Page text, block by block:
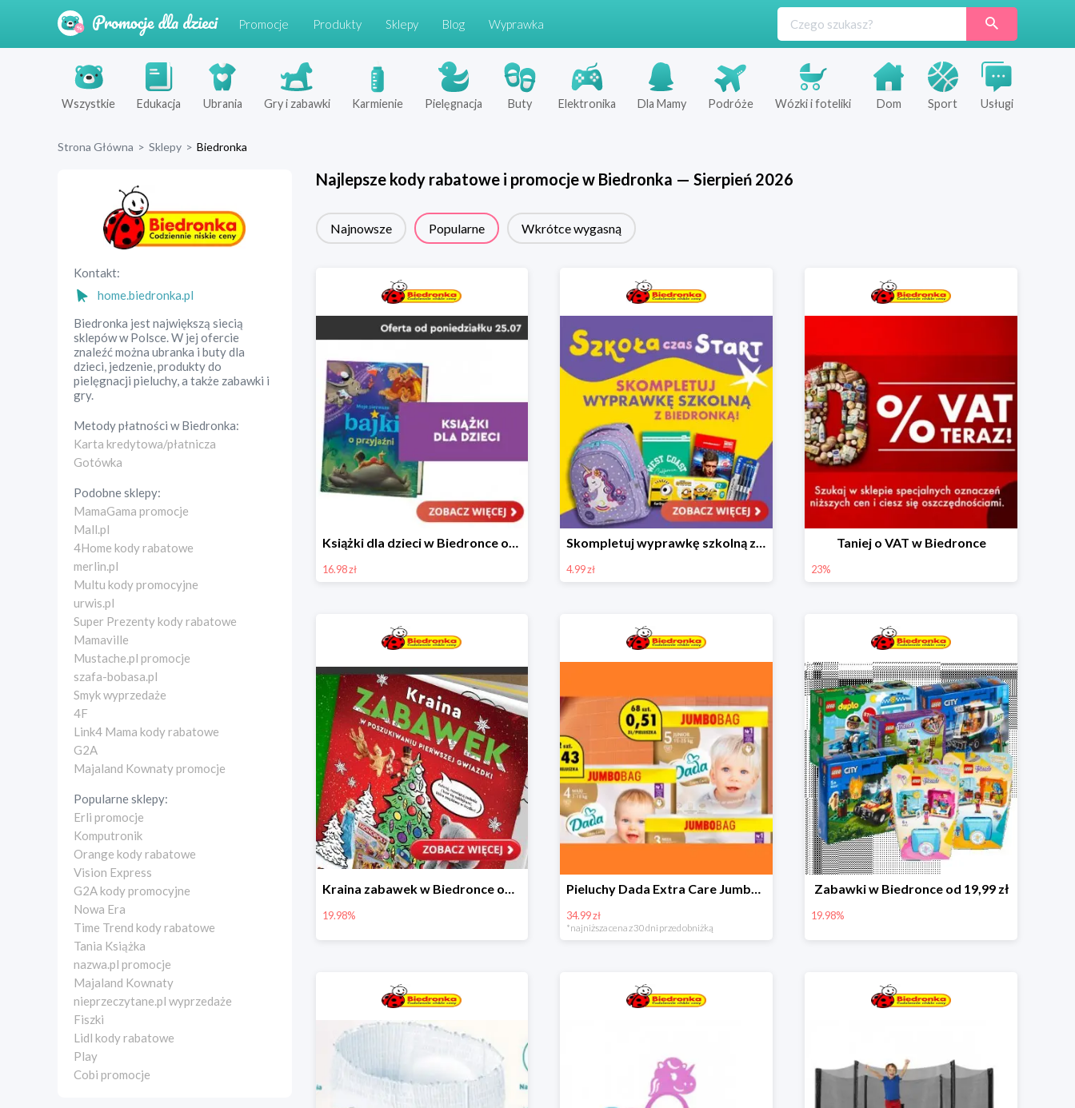
Promocje Produkty Sklepy Blog Wyprawka
Wszystkie Edukacja Ubrania Gry i zabawki Karmienie Pielęgnacja Buty Elektronika Dla Mamy Podróże Wózki i foteliki Dom Sport Usługi
Strona Główna > Sklepy > Biedronka
Kontakt:
home.biedronka.pl
Biedronka jest największą siecią
sklepów w Polsce. W jej ofercie
znaleźć można ubranka i buty dla
dzieci, jedzenie, produkty do
pielęgnacji pieluchy, a także zabawki i
gry.
Metody płatności wBiedronka:
Karta kredytowa/płatnicza
Gotówka
Podobne sklepy:
MamaGama promocje
Mall.pl
4Home kody rabatowe
merlin.pl
Multu kody promocyjne
urwis.pl
Super Prezenty kody rabatowe
Mamaville
Mustache.pl promocje
szafa-bobasa.pl
Smyk wyprzedaże
4F
Link4 Mama kody rabatowe
G2A
Majaland Kownaty promocje
Popularne sklepy:
Erli promocje
Komputronik
Orange kody rabatowe
Vision Express
G2A kody promocyjne
Nowa Era
Time Trend kody rabatowe
Tania Książka
nazwa.pl promocje
Majaland Kownaty
nieprzeczytane.pl wyprzedaże
Fiszki
Lidl kody rabatowe
Play
Cobi promocje
Najlepsze kody rabatowe i promocje w Biedronka — Sierpień 2026
Najnowsze Popularne Wkrótce wygasną
Książki dla dzieci w Biedronce od 16,99 zł
16.98 zł
Skompletuj wyprawkę szkolną z Biedronką od 4,99 zł
4.99 zł
Taniej o VAT w Biedronce
23%
Kraina zabawek w Biedronce od 19,99 zł
19.98%
Pieluchy Dada Extra Care Jumbo Bag w super cenie
34.99 zł
*najniższa cena z 30 dni przed obniżką
Zabawki w Biedronce od 19,99 zł
19.98%